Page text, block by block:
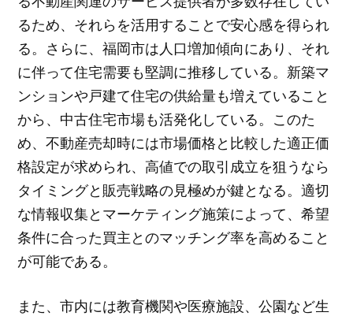
るため、それらを活用することで安心感を得られ
る。さらに、福岡市は人口増加傾向にあり、それ
に伴って住宅需要も堅調に推移している。新築マ
ンションや戸建て住宅の供給量も増えていること
から、中古住宅市場も活発化している。このた
め、不動産売却時には市場価格と比較した適正価
格設定が求められ、高値での取引成立を狙うなら
タイミングと販売戦略の見極めが鍵となる。適切
な情報収集とマーケティング施策によって、希望
条件に合った買主とのマッチング率を高めること
が可能である。
また、市内には教育機関や医療施設、公園など生